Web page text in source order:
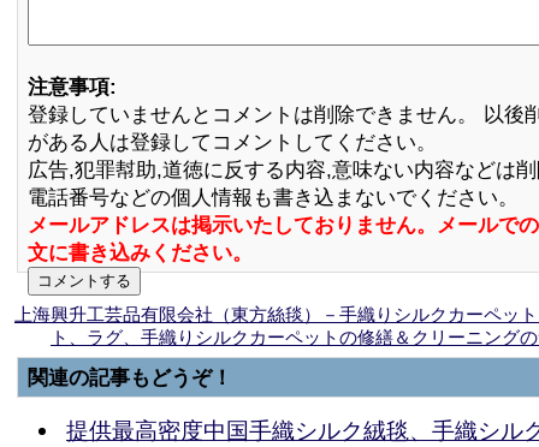
注意事項:
登録していませんとコメントは削除できません。 以後
がある人は登録してコメントしてください。
広告,犯罪幇助,道徳に反する内容,意味ない内容などは
電話番号などの個人情報も書き込まないでください。
メールアドレスは掲示いたしておりません。メールで
文に書き込みください。
上海興升工芸品有限会社（東方絲毯）－手織りシルクカーペッ
ト、ラグ、手織りシルクカーペットの修繕＆クリーニング
関連の記事もどうぞ！
提供最高密度中国手織シルク絨毯、手織シル